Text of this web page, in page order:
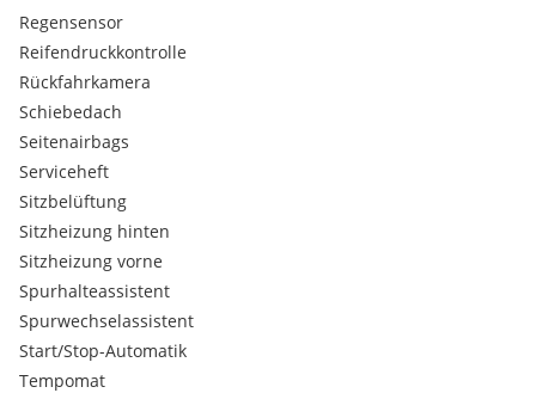
Regensensor
Reifendruckkontrolle
Rückfahrkamera
Schiebedach
Seitenairbags
Serviceheft
Sitzbelüftung
Sitzheizung hinten
Sitzheizung vorne
Spurhalteassistent
Spurwechselassistent
Start/Stop-Automatik
Tempomat